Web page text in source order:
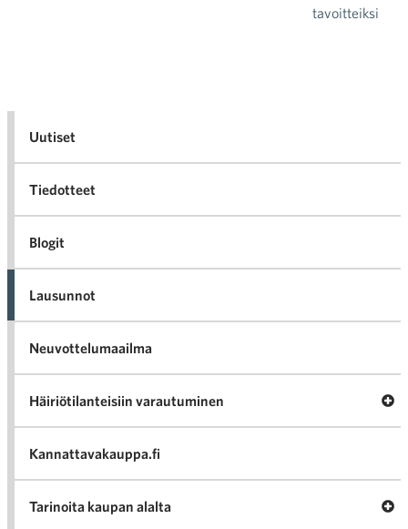
tavoitteiksi
Uutiset
Tiedotteet
Blogit
Lausunnot
Neuvottelumaailma
Häiriötilanteisiin varautuminen
Kannattavakauppa.fi
Tarinoita kaupan alalta